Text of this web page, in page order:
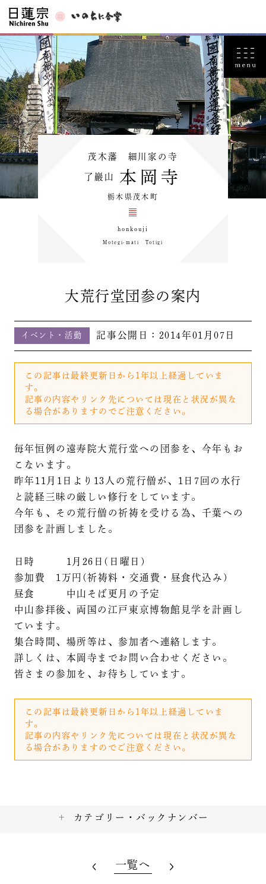
茂木藩 細川家の寺
了巖山 本岡寺
栃木県茂木町
honkouji
Motegi-mati Totigi
大荒行堂団参の案内
イベント・活動 記事公開日： 2014年01月07日
この記事は最終更新日から1年以上経過していま
す。
記事の内容やリンク先については現在と状況が異な
る場合がありますのでご注意ください。
毎年恒例の遠寿院大荒行堂への団参を、今年もお
こないます。
昨年11月1日より13人の荒行僧が、1日7回の水行
と読経三昧の厳しい修行をしています。
今年も、その荒行僧の祈祷を受ける為、千葉への
団参を計画しました。
日時 1月26日(日曜日)
参加費 1万円(祈祷料・交通費・昼食代込み)
昼食 中山そば更月の予定
中山参拝後、両国の江戸東京博物館見学を計画し
ています。
集合時間、場所等は、参加者へ連絡します。
詳しくは、本岡寺までお問い合わせください。
皆さまの参加を、お待ちしています。
この記事は最終更新日から1年以上経過していま
す。
記事の内容やリンク先については現在と状況が異な
る場合がありますのでご注意ください。
カテゴリー・バックナンバー
一覧へ